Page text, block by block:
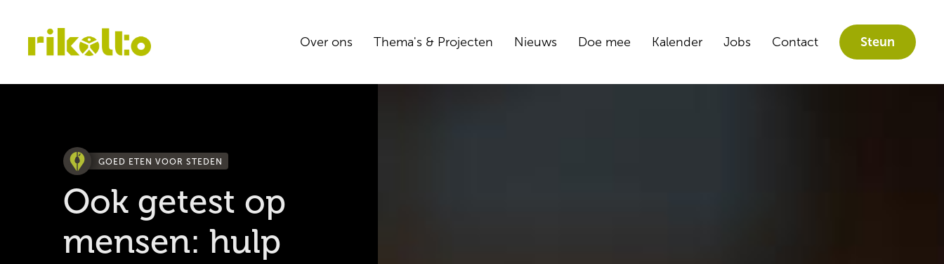
Over ons Thema's & Projecten Nieuws Doe mee Kalender Jobs Contact Steun
GOED ETEN VOOR STEDEN
Ook getest op
mensen: hulp